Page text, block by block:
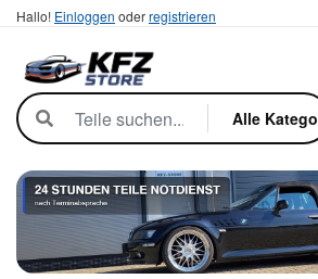
Hallo! Einloggen oderregistrieren